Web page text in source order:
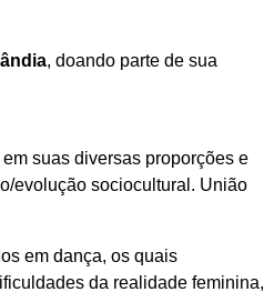
, doando parte de sua
suas diversas proporções e
evolução sociocultural. União
em dança, os quais
da realidade feminina,